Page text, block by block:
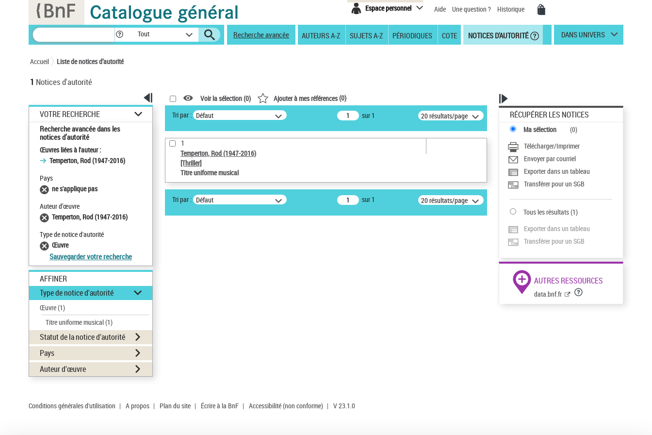
Espace personnel Aide Une question ? Historique
Tout Recherche avancée AUTEURS A-Z SUJETS A-Z PÉRIODIQUES COTE NOTICES D'AUTORITÉ DANS UNIVERS
Accueil Liste de notices d’autorité
1 Notices d'autorité
VOTRE RECHERCHE
Recherche avancée dans les
notices d’autorité
Œuvres liées à l'auteur :
Temperton, Rod (1947-2016)
Pays
ne s'applique pas
Auteur d’œuvre
Temperton, Rod (1947-2016)
Type de notice d'autorité
Œuvre
Sauvegarder votre recherche
AFFINER
Type de notice d'autorité
Œuvre(1)
Titre uniforme musical(1)
Statut de la notice d’autorité
Pays
Auteur d’œuvre
Voir la sélection (0) Ajouter à mes références(0)
Tri par : Défaut sur 1 20 résultats/page
1
Temperton, Rod (1947-2016)
[Thriller]
Titre uniforme musical
Tri par : Défaut sur 1 20 résultats/page
RÉCUPÉRER LES NOTICES
Ma sélection (0)
Télécharger/Imprimer
Envoyer par courriel
Exporter dans un tableau
Transférer pour un SGB
Tous les résultats(1)
Exporter dans un tableau
Transférer pour un SGB
AUTRES RESSOURCES
data.bnf.fr
Conditions générales d'utilisation | A propos | Plan du site | Écrire à la BnF | Accessibilité (non conforme) | V 23.1.0
Panneau de gestion des cookies